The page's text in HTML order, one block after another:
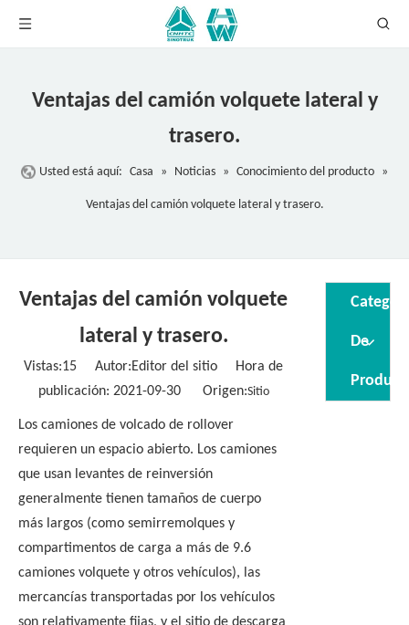
Ventajas del camión volquete lateral y
trasero.
Usted está aquí: Casa » Noticias » Conocimiento del producto »
Ventajas del camión volquete lateral y trasero.
Ventajas del camión volquete
lateral y trasero.
Vistas:15 Autor:Editor del sitio Hora de
publicación: 2021-09-30 Origen:Sitio
Los camiones de volcado de rollover
requieren un espacio abierto. Los camiones
que usan levantes de reinversión
generalmente tienen tamaños de cuerpo
más largos (como semirremolques y
compartimentos de carga a más de 9.6
camiones volquete y otros vehículos), las
mercancías transportadas por los vehículos
De